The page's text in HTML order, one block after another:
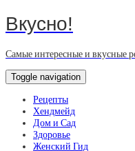
Вкусно!
Самые интересные и вкусные
Toggle navigation
Рецепты
Хендмейд
Дом и Сад
Здоровье
Женский Гид